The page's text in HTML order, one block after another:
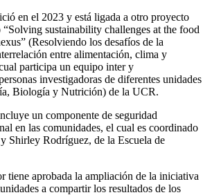
en el 2023 y está ligada a otro proyecto
sustainability challenges at the food
(Resolviendo los desafíos de la
entre alimentación, clima y
participa un equipo inter y
investigadoras de diferentes unidades
Biología y Nutrición) de la UCR.
un componente de seguridad
en las comunidades, el cual es coordinado
Shirley Rodríguez, de la Escuela de
tiene aprobada la ampliación de la iniciativa
a compartir los resultados de los